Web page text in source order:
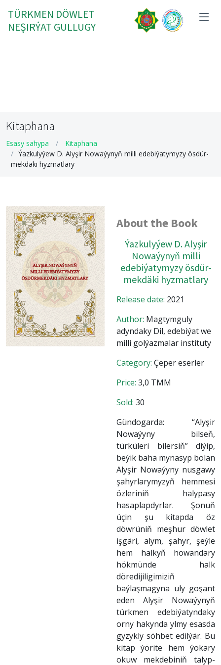
TÜRKMEN DÖWLET
NEŞIRÝAT GULLUGY
Kitaphana
Esasy sahypa
Kitaphana
Ýazkulyýew D. Alyşir Nowaýynyň milli edebiýatymyzy ösdür-
mekdäki hyzmatlary
About the Book
Ýazkulyýew D. Alyşir
Nowaýynyň milli
edebiýatymyzy ösdür-
mekdäki hyzmatlary
Release date: 2021
Author: Magtymguly
adyndaky Dil, edebiýat we
milli golýazmalar instituty
Category: Çeper eserler
Price: 3,0 TMM
Sold: 30
Gündogarda: “Alyşir
Nowaýyny bilseň,
türküleri bilersiň” diýip,
beýik baha mynasyp bolan
Alyşir Nowaýyny nusgawy
şahyrlarymyzyň hemmesi
özleriniň halypasy
hasaplapdyrlar. Şonuň
üçin şu kitapda öz
döwrüniň meşhur döwlet
işgäri, alym, şahyr, şeýle
hem halkyň howandary
hökmünde halk
döredijiligimiziň
baýlaşmagyna uly goşant
eden Alyşir Nowaýynyň
türkmen edebiýatyndaky
orny hakynda ylmy esasda
gyzykly söhbet edilýär. Bu
kitap ýörite hem ýokary
okuw mekdebiniň talyp-